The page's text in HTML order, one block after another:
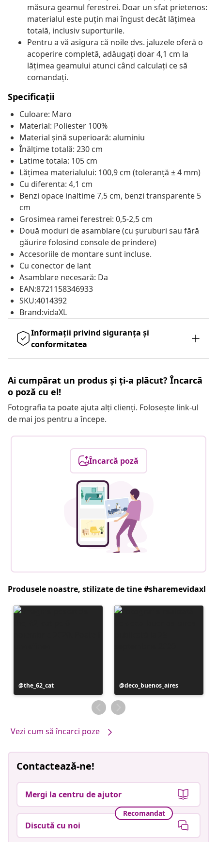
măsura geamul ferestrei. Doar un sfat prietenos:
materialul este puțin mai îngust decât lățimea
totală, inclusiv suporturile.
Pentru a vă asigura că noile dvs. jaluzele oferă o
acoperire completă, adăugați doar 4,1 cm la
lățimea geamului atunci când calculați ce să
comandați.
Specificații
Culoare: Maro
Material: Poliester 100%
Material șină superioară: aluminiu
Înălțime totală: 230 cm
Latime totala: 105 cm
Lățimea materialului: 100,9 cm (toleranță ± 4 mm)
Cu diferenta: 4,1 cm
Benzi opace inaltime 7,5 cm, benzi transparente 5
cm
Grosimea ramei ferestrei: 0,5-2,5 cm
Două moduri de asamblare (cu șuruburi sau fără
găurire folosind console de prindere)
Accesoriile de montare sunt incluse.
Cu conector de lant
Asamblare necesară: Da
EAN:8721158346933
SKU:4014392
Brand:vidaXL
Informații privind siguranța și
conformitatea
Ai cumpărat un produs și ți-a plăcut? Încarcă
o poză cu el!
Fotografia ta poate ajuta alți clienți. Folosește link-ul
de mai jos pentru a începe.
Încarcă poză
Produsele noastre, stilizate de tine #sharemevidaxl
Postare
publicată
the_62_cat
Postare
publicată
de
deco_buenos_aires
Vezi cum să încarci poze
Contactează-ne!
Mergi la centru de ajutor
Recomandat
Discută cu noi